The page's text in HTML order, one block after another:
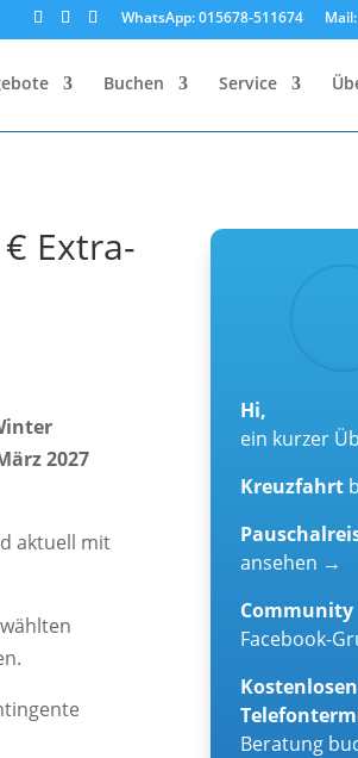
WhatsApp: 015678-511674
Buchen Service
Extra-
2027
aktuell mit
Hi,
ein kurzer
Kreuzfahrt
ansehen →
Community
Facebook-
Kostenlosen
Beratung